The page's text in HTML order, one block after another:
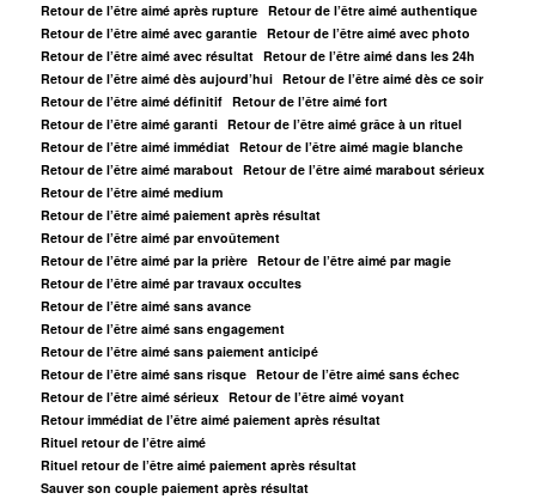
Retour de l’être aimé après rupture Retour de l’être aimé authentique
Retour de l’être aimé avec garantie Retour de l’être aimé avec photo
Retour de l’être aimé avec résultat Retour de l’être aimé dans les 24h
Retour de l’être aimé dès aujourd’hui Retour de l’être aimé dès ce soir
Retour de l’être aimé définitif Retour de l’être aimé fort
Retour de l’être aimé garanti Retour de l’être aimé grâce à un rituel
Retour de l’être aimé immédiat Retour de l’être aimé magie blanche
Retour de l’être aimé marabout Retour de l’être aimé marabout sérieux
Retour de l’être aimé medium
Retour de l’être aimé paiement après résultat
Retour de l’être aimé par envoûtement
Retour de l’être aimé par la prière Retour de l’être aimé par magie
Retour de l’être aimé par travaux occultes
Retour de l’être aimé sans avance
Retour de l’être aimé sans engagement
Retour de l’être aimé sans paiement anticipé
Retour de l’être aimé sans risque Retour de l’être aimé sans échec
Retour de l’être aimé sérieux Retour de l’être aimé voyant
Retour immédiat de l’être aimé paiement après résultat
Rituel retour de l’être aimé
Rituel retour de l’être aimé paiement après résultat
Sauver son couple paiement après résultat